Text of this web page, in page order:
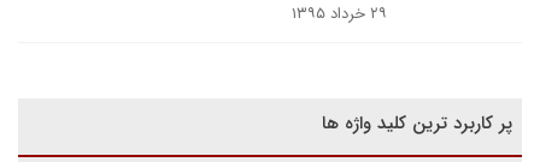
۲۹ خرداد ۱۳۹۵
پر کاربرد ترین کلید واژه ها